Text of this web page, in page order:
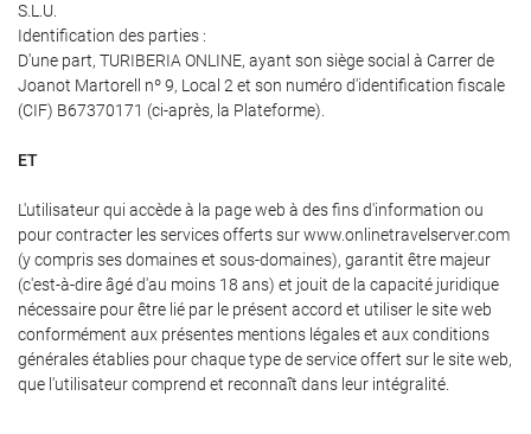
S.L.U.
Identification des parties :
D'une part, TURIBERIA ONLINE, ayant son siège social à Carrer de
Joanot Martorell nº 9, Local 2 et son numéro d'identification fiscale
(CIF) B67370171 (ci-après, la Plateforme).
ET
L'utilisateur qui accède à la page web à des fins d'information ou
pour contracter les services offerts sur www.onlinetravelserver.com
(y compris ses domaines et sous-domaines), garantit être majeur
(c'est-à-dire âgé d'au moins 18 ans) et jouit de la capacité juridique
nécessaire pour être lié par le présent accord et utiliser le site web
conformément aux présentes mentions légales et aux conditions
générales établies pour chaque type de service offert sur le site web,
que l'utilisateur comprend et reconnaît dans leur intégralité.